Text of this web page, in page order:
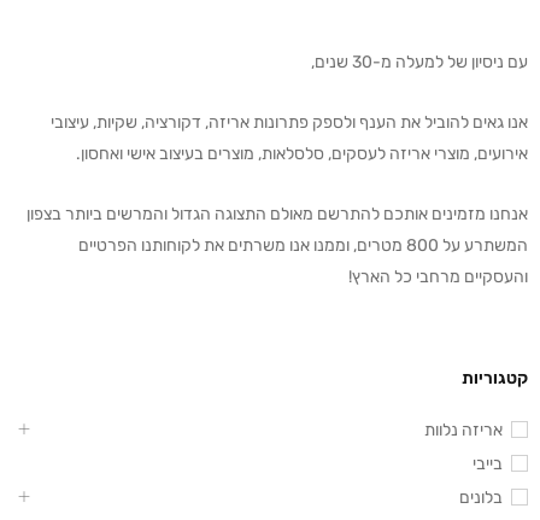
עם ניסיון של למעלה מ-30 שנים,
אנו גאים להוביל את הענף ולספק פתרונות אריזה, דקורציה, שקיות, עיצובי
אירועים, מוצרי אריזה לעסקים, סלסלאות, מוצרים בעיצוב אישי ואחסון.
אנחנו מזמינים אותכם להתרשם מאולם התצוגה הגדול והמרשים ביותר בצפון
המשתרע על 800 מטרים, וממנו אנו משרתים את לקוחותנו הפרטיים
והעסקיים מרחבי כל הארץ!
קטגוריות
אריזה נלוות
בייבי
בלונים